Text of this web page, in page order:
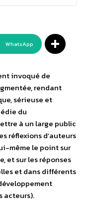
WhatsApp
invoqué de
rendant
sérieuse et
du
à un large public
réflexions d’auteurs
même le point sur
et sur les réponses
et dans différents
acteurs).